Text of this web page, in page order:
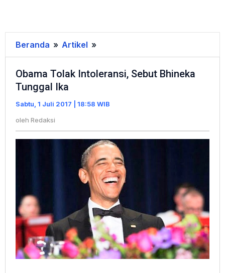
Beranda » Artikel »
Tolak
Intoleransi,
Bhineka
Ika
Obama Tolak Intoleransi, Sebut Bhineka
Tunggal Ika
Sabtu, 1 Juli 2017 | 18:58 WIB
oleh Redaksi